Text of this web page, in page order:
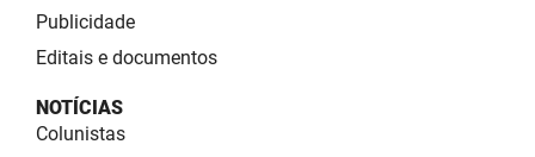
Publicidade
Editais e documentos
NOTÍCIAS
Colunistas